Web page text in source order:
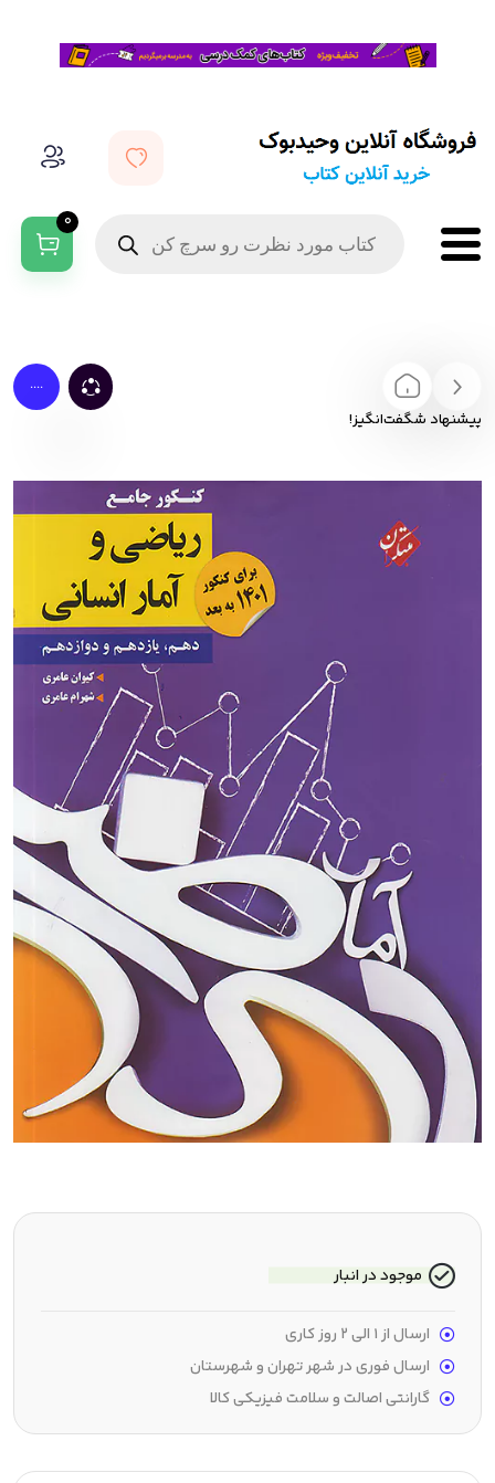
0
....
پیشنهاد شگفت‌انگیز!
موجود در انبار
ارسال از 1 الی 2 روز کاری
ارسال فوری در شهر تهران و شهرستان
گارانتی اصالت و سلامت فیزیکی کالا